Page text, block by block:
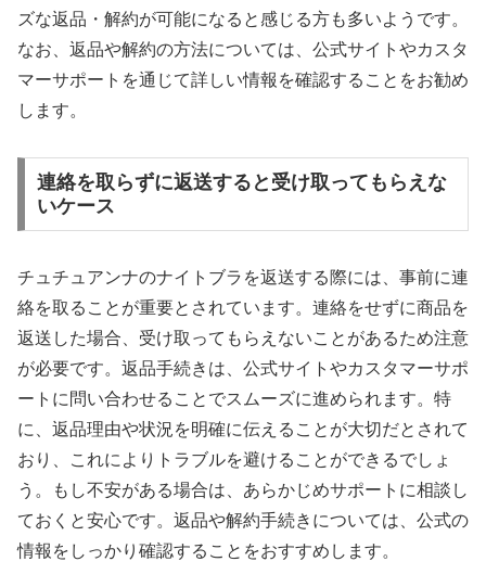
ズな返品・解約が可能になると感じる方も多いようです。
なお、返品や解約の方法については、公式サイトやカスタ
マーサポートを通じて詳しい情報を確認することをお勧め
します。
連絡を取らずに返送すると受け取ってもらえな
いケース
チュチュアンナのナイトブラを返送する際には、事前に連
絡を取ることが重要とされています。連絡をせずに商品を
返送した場合、受け取ってもらえないことがあるため注意
が必要です。返品手続きは、公式サイトやカスタマーサポ
ートに問い合わせることでスムーズに進められます。特
に、返品理由や状況を明確に伝えることが大切だとされて
おり、これによりトラブルを避けることができるでしょ
う。もし不安がある場合は、あらかじめサポートに相談し
ておくと安心です。返品や解約手続きについては、公式の
情報をしっかり確認することをおすすめします。